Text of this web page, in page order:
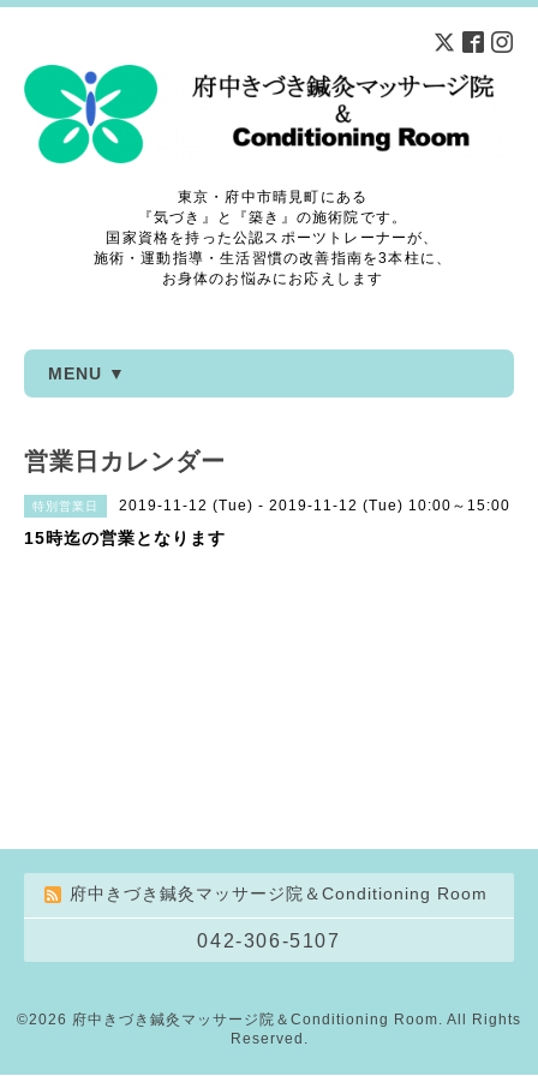
東京・府中市晴見町にある
『気づき』と『築き』の施術院です。
国家資格を持った公認スポーツトレーナーが、
施術・運動指導・生活習慣の改善指南を3本柱に、
お身体のお悩みにお応えします
MENU ▼
営業日カレンダー
特別営業日 2019-11-12 (Tue) - 2019-11-12 (Tue) 10:00～15:00
15時迄の営業となります
府中きづき鍼灸マッサージ院＆Conditioning Room
042-306-5107
©2026 府中きづき鍼灸マッサージ院＆Conditioning Room . All Rights
Reserved.